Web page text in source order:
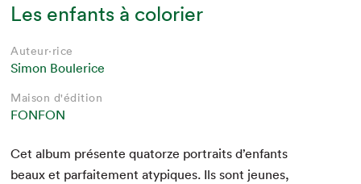
Les enfants à colorier
Auteur·rice
Simon Boulerice
Maison d'édition
FONFON
Cet album présente qua­torze por­traits d’en­fants
beaux et par­faite­ment atyp­iques. Ils sont jeunes,